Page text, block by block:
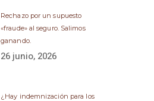
Rechazo por un supuesto
«fraude» al seguro. Salimos
ganando.
26 junio, 2026
¿Hay indemnización para los